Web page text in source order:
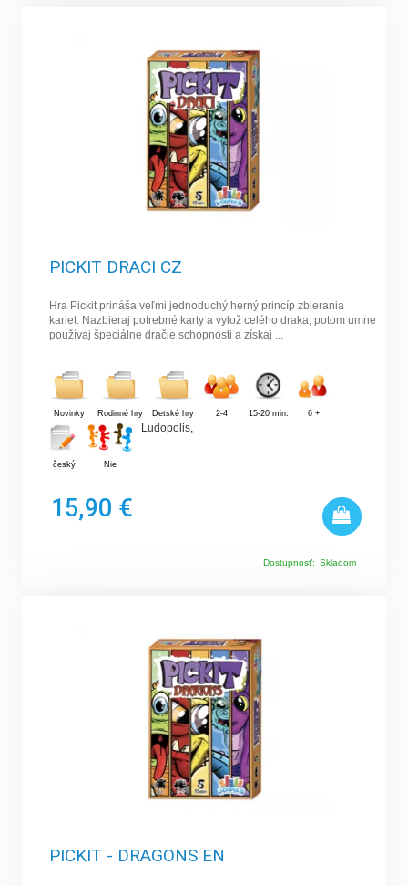
PICKIT DRACI CZ
Hra Pickit prináša veľmi jednoduchý herný princíp zbierania
kariet. Nazbieraj potrebné karty a vylož celého draka, potom umne
používaj špeciálne dračie schopnosti a získaj ...
Novinky Rodinné hry Detské hry 2-4 15-20 min. 6 +
český Nie
Ludopolis
15,90 €
Dostupnosť: Skladom
PICKIT - DRAGONS EN